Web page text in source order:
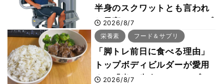
半身のスクワットとも言われ
た最高マシン“ノーチラス・プ
ルオーバーマシン”とは？
2026/8/7
栄養素 フード＆サプリ
「脚トレ前日に食べる理由」
トップボディビルダーが愛用
する「米＋牛肉」のシンプル
2026/8/7